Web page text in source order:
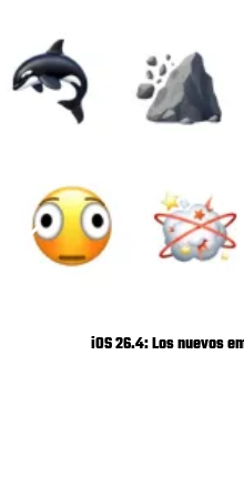
iOS 26.4: Los nuevos